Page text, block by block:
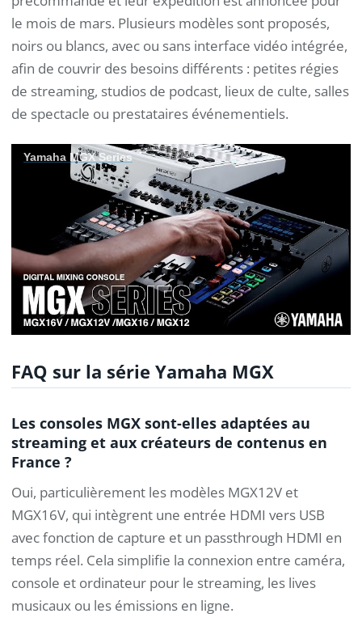
le mois de mars. Plusieurs modèles sont proposés,
noirs ou blancs, avec ou sans interface vidéo intégrée,
afin de couvrir des besoins différents : petites régies
de streaming, studios de podcast, lieux de culte, salles
de spectacle ou prestataires événementiels.
Yamaha MGX Series
FAQ sur la série Yamaha MGX
Les consoles MGX sont-elles adaptées au
streaming et aux créateurs de contenus en
France ?
Oui, particulièrement les modèles MGX12V et
MGX16V, qui intègrent une entrée HDMI vers USB
avec fonction de capture et un passthrough HDMI en
temps réel. Cela simplifie la connexion entre caméra,
console et ordinateur pour le streaming, les lives
musicaux ou les émissions en ligne.